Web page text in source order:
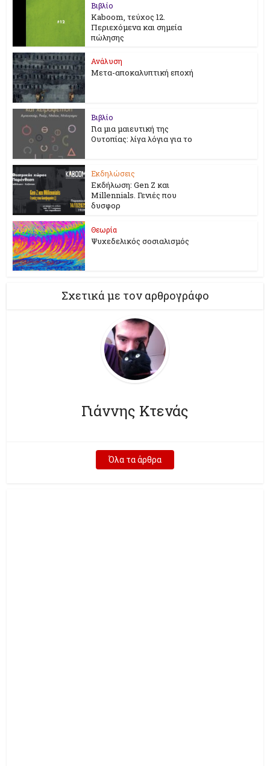
Βιβλίο
Kaboom, τεύχος 12.
Περιεχόμενα και σημεία
πώλησης
Ανάλυση
Μετα-αποκαλυπτική εποχή
Βιβλίο
Για μια μαιευτική της
Ουτοπίας: λίγα λόγια για το
Εκδηλώσεις
Εκδήλωση: Gen Z και
Millennials. Γενιές που
δυσφορ
Θεωρία
Ψυχεδελικός σοσιαλισμός
Σχετικά με τον αρθρογράφο
Γιάννης Κτενάς
Όλα τα άρθρα